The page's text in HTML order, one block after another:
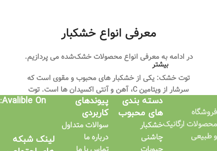
معرفی انواع خشکبار
در ادامه به معرفی انواع محصولات خشک‌شده می پردازیم.
توت خشک: یکی از خشکبار های محبوب و مقوی است که
سرشار از ویتامین C، آهن و آنتی‌ اکسیدان‌ ها است. توت
خشک برای تقویت سیستم ایمنی بدن و کاهش استرس
مفید است.
مغز گردو: گردو یکی از مغذی‌ ترین خشکبار هاست و منبع
غنی از امگا-۳، پروتئین و آنتی‌ اکسیدان‌ هاست. این
بیشتر
فروشگاه
محصولات ارگانیک
و طبیعی
دسته بندی
های محبوب
خشکبار
چاشنی
پیوندهای
کاربردی​
سوالات متداول
درباره ما
Avalible On:
لینک شبکه